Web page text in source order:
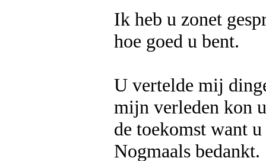
Ik heb u zonet
hoe goed u bent.
U vertelde mij
mijn verleden kon
de toekomst want
Nogmaals bedankt.